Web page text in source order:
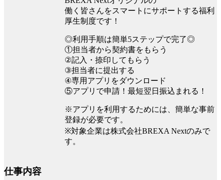
働く皆さんをスマートにサポートする福利
厚生制度です！
◎利用手順は簡単5ステップで完了◎
①担当者から契約書をもらう
②記入・捺印してもらう
③担当者に提出する
④専用アプリをダウンロード
⑤アプリで申請！最短翌日振込まれる！
※アプリを利用するためには、簡単な事前
登録が必要です。
※対象企業は株式会社BREXA Nextのみで
す。
仕事内容